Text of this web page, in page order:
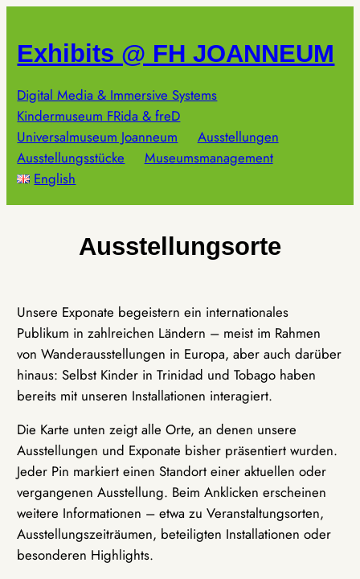
springen
Exhibits @ FH JOANNEUM
Digital Media & Immersive Systems
Kindermuseum FRida & freD
Universalmuseum Joanneum
Ausstellungen
Ausstellungsstücke
Museumsmanagement
English
Ausstellungsorte
Unsere Exponate begeistern ein internationales
Publikum in zahlreichen Ländern – meist im Rahmen
von Wanderausstellungen in Europa, aber auch darüber
hinaus: Selbst Kinder in Trinidad und Tobago haben
bereits mit unseren Installationen interagiert.
Die Karte unten zeigt alle Orte, an denen unsere
Ausstellungen und Exponate bisher präsentiert wurden.
Jeder Pin markiert einen Standort einer aktuellen oder
vergangenen Ausstellung. Beim Anklicken erscheinen
weitere Informationen – etwa zu Veranstaltungsorten,
Ausstellungszeiträumen, beteiligten Installationen oder
besonderen Highlights.